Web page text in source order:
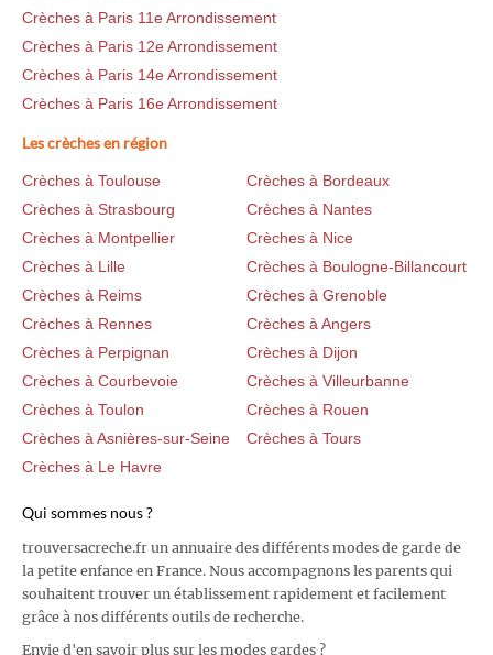
Crèches à Paris 11e Arrondissement
Crèches à Paris 12e Arrondissement
Crèches à Paris 14e Arrondissement
Crèches à Paris 16e Arrondissement
Les crèches en région
Crèches à Toulouse
Crèches à Bordeaux
Crèches à Strasbourg
Crèches à Nantes
Crèches à Montpellier
Crèches à Nice
Crèches à Lille
Crèches à Boulogne-Billancourt
Crèches à Reims
Crèches à Grenoble
Crèches à Rennes
Crèches à Angers
Crèches à Perpignan
Crèches à Dijon
Crèches à Courbevoie
Crèches à Villeurbanne
Crèches à Toulon
Crèches à Rouen
Crèches à Asnières-sur-Seine
Crèches à Tours
Crèches à Le Havre
Qui sommes nous ?
trouversacreche.fr un annuaire des différents modes de garde de
la petite enfance en France. Nous accompagnons les parents qui
souhaitent trouver un établissement rapidement et facilement
grâce à nos différents outils de recherche.
Envie d'en savoir plus sur les modes gardes ?